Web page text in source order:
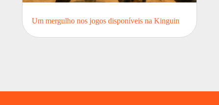
Um mergulho nos jogos disponíveis na Kinguin